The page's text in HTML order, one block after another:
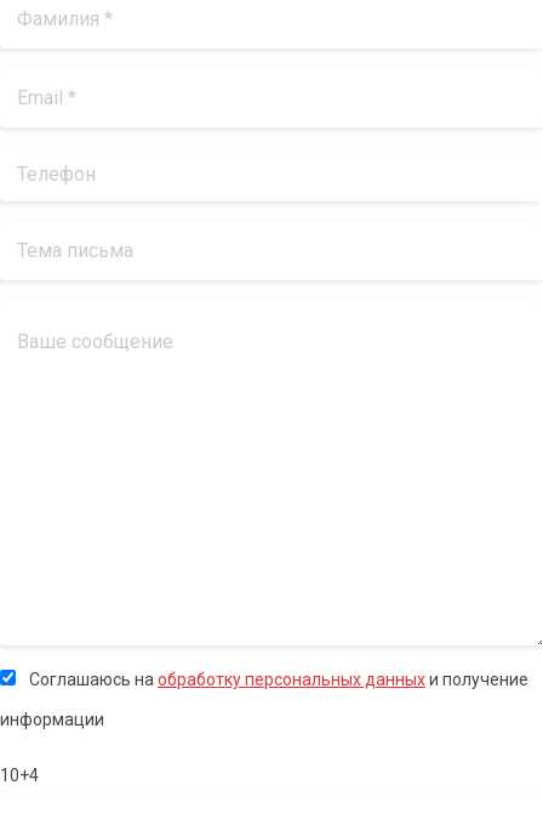
Соглашаюсь на обработку персональных данныхи получение
информации
10+4